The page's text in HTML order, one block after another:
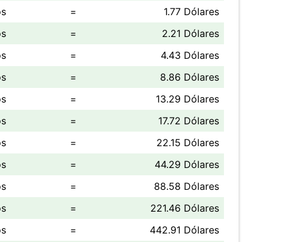
=
1.77 Dólares
=
2.21 Dólares
=
4.43 Dólares
=
8.86 Dólares
=
13.29 Dólares
=
17.72 Dólares
=
22.15 Dólares
=
44.29 Dólares
=
88.58 Dólares
=
221.46 Dólares
= 442.91 Dólares